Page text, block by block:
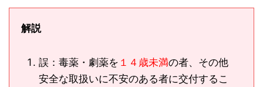
解説
誤：毒薬・劇薬を １４歳未満の者、その他
安全な取扱いに不安のある者に交付するこ